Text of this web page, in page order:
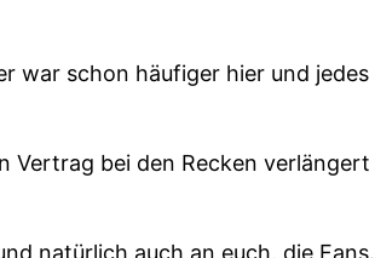
war schon häufiger hier und jedes
Vertrag bei den Recken verlängert
natürlich auch an euch, die Fans.